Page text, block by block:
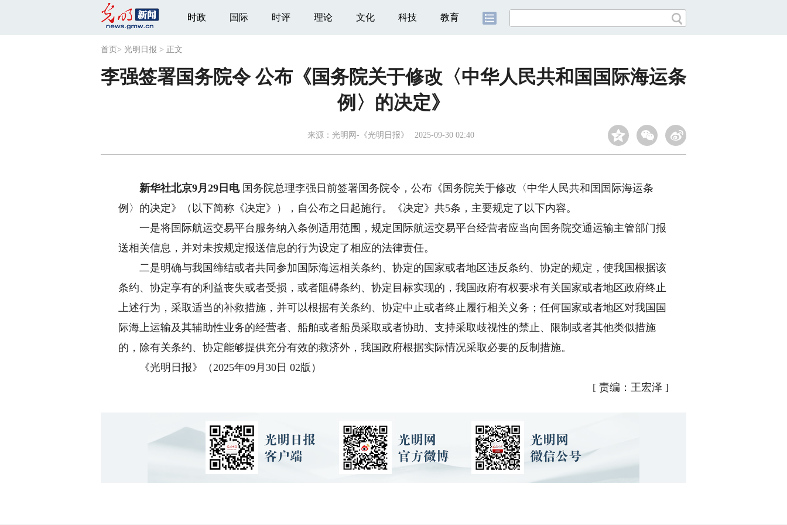
时政 国际 时评 理论 文化 科技 教育
首页 > 光明日报 > 正文
李强签署国务院令 公布《国务院关于修改〈中华人民共和国国际海运条
例〉的决定》
来源： 光明网-《光明日报》 2025-09-30 02:40
新华社北京9月29日电国务院总理李强日前签署国务院令，公布《国务院关于修改〈中华人民共和国国际海运条
例〉的决定》（以下简称《决定》），自公布之日起施行。《决定》共5条，主要规定了以下内容。
一是将国际航运交易平台服务纳入条例适用范围，规定国际航运交易平台经营者应当向国务院交通运输主管部门报
送相关信息，并对未按规定报送信息的行为设定了相应的法律责任。
二是明确与我国缔结或者共同参加国际海运相关条约、协定的国家或者地区违反条约、协定的规定，使我国根据该
条约、协定享有的利益丧失或者受损，或者阻碍条约、协定目标实现的，我国政府有权要求有关国家或者地区政府终止
上述行为，采取适当的补救措施，并可以根据有关条约、协定中止或者终止履行相关义务；任何国家或者地区对我国国
际海上运输及其辅助性业务的经营者、船舶或者船员采取或者协助、支持采取歧视性的禁止、限制或者其他类似措施
的，除有关条约、协定能够提供充分有效的救济外，我国政府根据实际情况采取必要的反制措施。
《光明日报》（2025年09月30日 02版）
[ 责编：王宏泽 ]